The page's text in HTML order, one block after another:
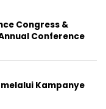
Congress &
Conference
Kampanye